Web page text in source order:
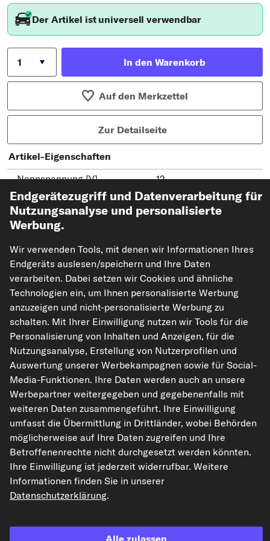
Der Artikel ist universell verwendbar
In den Warenkorb
Auf den Merkzettel
Zur Detailseite
Artikel-Eigenschaften
Nennspannung [V]
12
Stromaufnahme [mA]
40
Lautstärke [dB(A)]
80
Temperaturbereich von [°
C]
-40
Temperaturbereich bis [°
C]
+82
weitere Eigenschaften
STOP&GO Marderschutz
Art.-Nr. 07515
eitung
111,71 €
inkl. 20% MwSt.,zzgl. Versand
Lieferzeit: 2-3 Werktage
Endgerätezugriff und Datenverarbeitung für
Nutzungsanalyse und personalisierte
Werbung.
Wir verwenden Tools, mit denen wir Informationen Ihres
Endgeräts auslesen/speichern und Ihre Daten
verarbeiten. Dabei setzen wir Cookies und ähnliche
Technologien ein, um Ihnen personalisierte Werbung
anzuzeigen und nicht-personalisierte Werbung zu
schalten. Mit Ihrer Einwilligung nutzen wir Tools für die
Personalisierung von Inhalten und Anzeigen, für die
Nutzungsanalyse, Erstellung von Nutzerprofilen und
Auswertung unserer Werbekampagnen sowie für Social-
Media-Funktionen. Ihre Daten werden auch an unsere
Werbepartner weitergegeben und gegebenenfalls mit
weiteren Daten zusammengeführt. Ihre Einwilligung
umfasst die Übermittlung in Drittländer, wobei Behörden
möglicherweise auf Ihre Daten zugreifen und Ihre
Betroffenenrechte nicht durchgesetzt werden könnten.
Ihre Einwilligung ist jederzeit widerrufbar. Weitere
Informationen finden Sie in unserer
Datenschutzerklärung.
Alle zulassen